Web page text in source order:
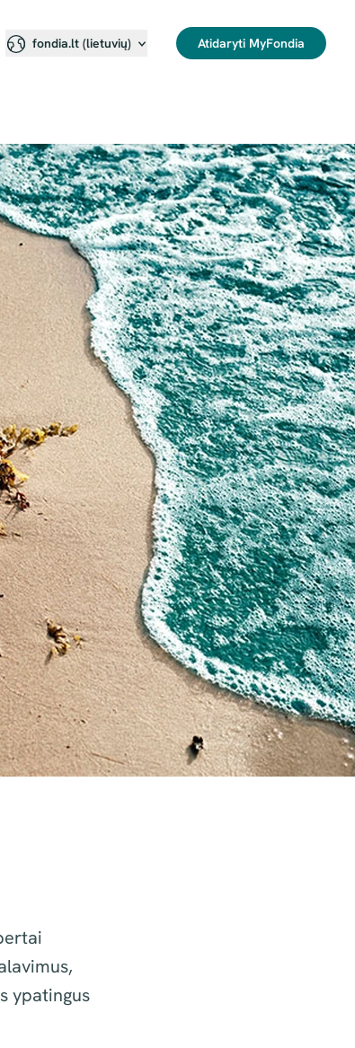
fondia.lt (lietuvių)⁠ Atidaryti MyFondia
ypatingus